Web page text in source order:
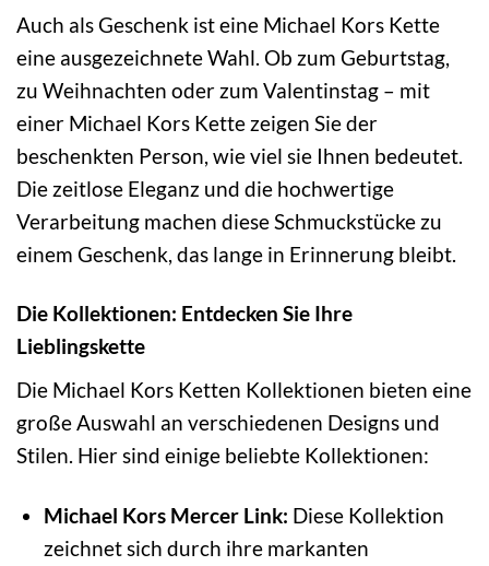
Auch als Geschenk ist eine Michael Kors Kette
eine ausgezeichnete Wahl. Ob zum Geburtstag,
zu Weihnachten oder zum Valentinstag – mit
einer Michael Kors Kette zeigen Sie der
beschenkten Person, wie viel sie Ihnen bedeutet.
Die zeitlose Eleganz und die hochwertige
Verarbeitung machen diese Schmuckstücke zu
einem Geschenk, das lange in Erinnerung bleibt.
Die Kollektionen: Entdecken Sie Ihre
Lieblingskette
Die Michael Kors Ketten Kollektionen bieten eine
große Auswahl an verschiedenen Designs und
Stilen. Hier sind einige beliebte Kollektionen:
Michael Kors Mercer Link: Diese Kollektion
zeichnet sich durch ihre markanten